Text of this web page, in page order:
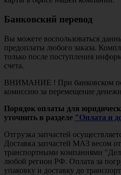
Банковский перевод
Вы можете воспользоваться
предоплаты любого заказа.
только после поступления
счета.
ВНИМАНИЕ ! При банковском
комиссию за перемещение
Порядок оплаты для
уточнить в разделе "Оплата и
Отгрузка запчастей
Доставка запчастей МАЗ весом
транспортными компаниями
любой регион РФ. Оплата за
упаковку и доставку до